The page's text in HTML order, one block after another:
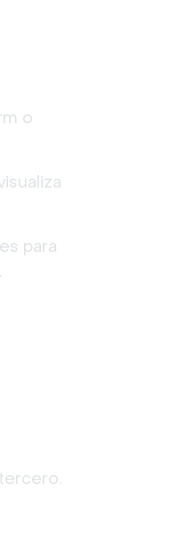
o
para